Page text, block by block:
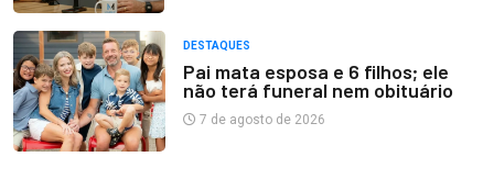
DESTAQUES
Pai mata esposa e 6 filhos; ele
não terá funeral nem obituário
7 de agosto de 2026